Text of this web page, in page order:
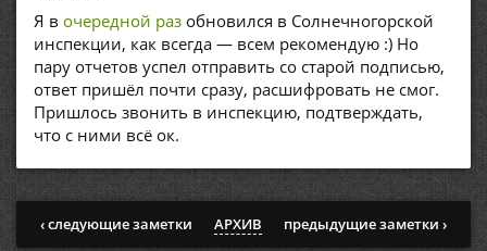
Я в очередной раз обновился в Солнечногорской
инспекции, как всегда — всем рекомендую :) Но
пару отчетов успел отправить со старой подписью,
ответ пришёл почти сразу, расшифровать не смог.
Пришлось звонить в инспекцию, подтверждать,
что с ними всё ок.
‹ следующие заметки АРХИВ предыдущие заметки ›